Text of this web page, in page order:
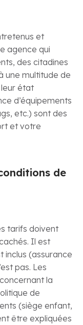
et
agence qui
des citadines
une multitude de
état
d’équipements
etc.) sont des
et votre
de
tarifs doivent
Il est
inclus (assurance
pas. Les
la
de
(siège enfant,
être expliquées